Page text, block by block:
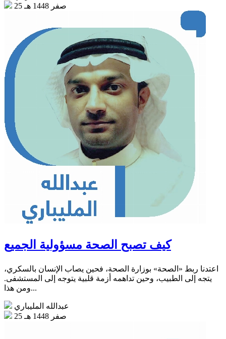
25 صفر 1448 هـ
كيف تصبح الصحة مسؤولية الجميع
اعتدنا ربط «الصحة» بوزارة الصحة، فحين يصاب الإنسان بالسكري،
يتجه إلى الطبيب، وحين تداهمه أزمة قلبية يتوجه إلى المستشفى.
ومن هذا...
عبدالله المليباري
25 صفر 1448 هـ